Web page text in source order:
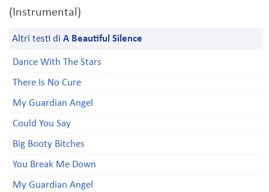
(Instrumental)
Altri testi di A Beautiful Silence
Dance With The Stars
There Is No Cure
My Guardian Angel
Could You Say
Big Booty Bitches
You Break Me Down
My Guardian Angel